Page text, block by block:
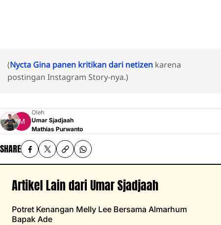
(Nycta Gina panen kritikan dari netizen karena
postingan Instagram Story-nya.)
Oleh
Umar Sjadjaah
Mathias Purwanto
SHARE
Artikel Lain dari Umar Sjadjaah
Potret Kenangan Melly Lee Bersama Almarhum
Bapak Ade